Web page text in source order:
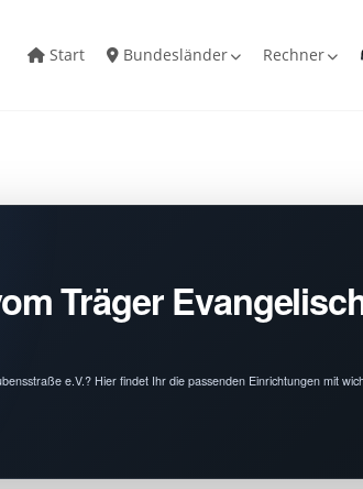
Start Bundesländer Rechner
Träger
e.V.? Hier findet Ihr die passenden Einrichtungen mit